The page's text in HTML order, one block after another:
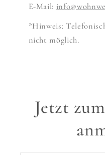
E-Mail:
*Hinweis:
nicht möglich.
Jetzt